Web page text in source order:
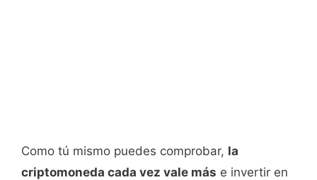
Como tú mismo puedes comprobar, la
criptomoneda cada vez vale más e invertir en